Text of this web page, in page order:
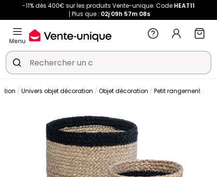
-11% dès 400€ sur les produits Vente-unique. Code HEAT11
Plus que : 02j 09h 57m 07s
Menu
Univers objet décoration Objet décoration Petit rangement